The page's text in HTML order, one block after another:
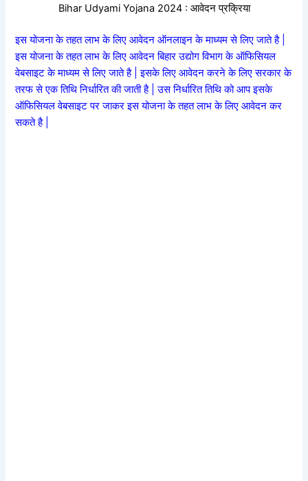
Bihar Udyami Yojana 2024 : आवेदन प्रक्रिया
इस योजना के तहत लाभ के लिए आवेदन ऑनलाइन के माध्यम से लिए जाते है |
इस योजना के तहत लाभ के लिए आवेदन बिहार उद्योग विभाग के ऑफिसियल
वेबसाइट के माध्यम से लिए जाते है | इसके लिए आवेदन करने के लिए सरकार के
तरफ से एक तिथि निर्धारित की जाती है | उस निर्धारित तिथि को आप इसके
ऑफिसियल वेबसाइट पर जाकर इस योजना के तहत लाभ के लिए आवेदन कर
सकते है |